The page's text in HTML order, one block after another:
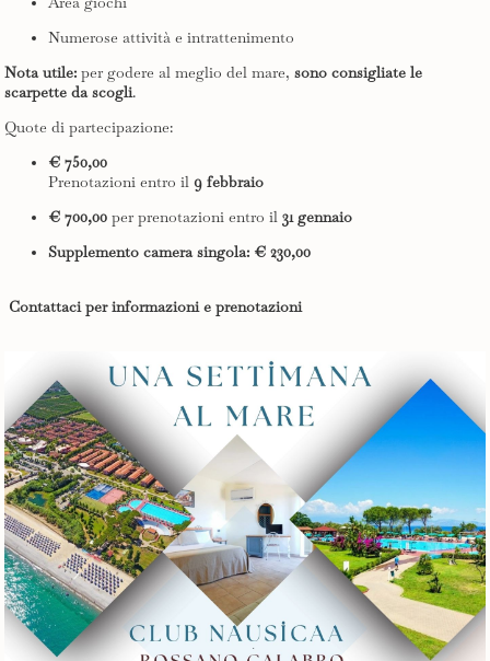
Area giochi
Numerose attività e intrattenimento
Nota utile: per godere al meglio del mare,sono consigliate le
scarpette da scogli.
Quote di partecipazione:
€ 750,00
Prenotazioni entro il9 febbraio
€ 700,00 per prenotazioni entro il31 gennaio
Supplemento camera singola: € 230,00
Contattaci per informazioni e prenotazioni